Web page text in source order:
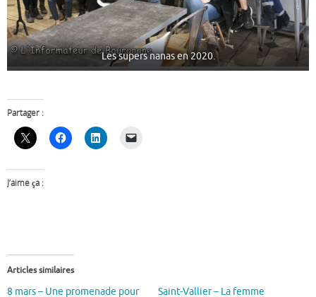
Les supers nanas en 2020.
Partager :
J’aime ça :
Articles similaires
8 mars – Une promenade pour Saint-Vallier – La femme